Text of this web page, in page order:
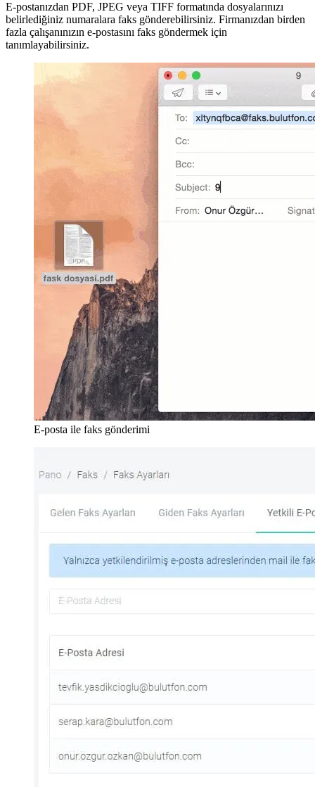
E-postanızdan PDF, JPEG veya TIFF formatında dosyalarınızı
belirlediğiniz numaralara faks gönderebilirsiniz. Firmanızdan birden
fazla çalışanınızın e-postasını faks göndermek için
tanımlayabilirsiniz.
E-posta ile faks gönderimi